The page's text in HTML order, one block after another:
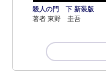
殺人の門 下 新装版
著者 東野 圭吾